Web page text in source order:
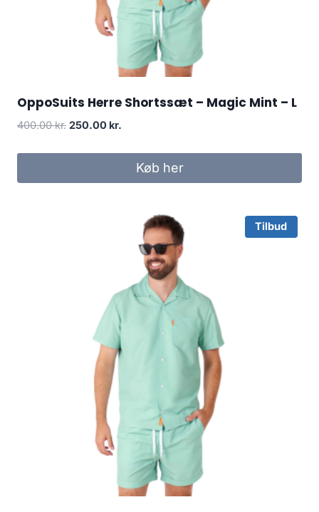
OppoSuits Herre Shortssæt – Magic Mint – L
400.00kr. Original
was:
250.00 kr.
is:
250.00 kr..
Køb her
Tilbud